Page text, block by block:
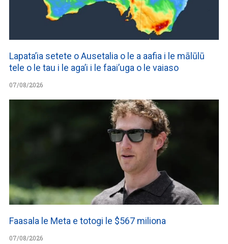
Lapata’ia setete o Ausetalia o le a aafia i le mālūlū
tele o le tau i le aga’i i le faai’uga o le vaiaso
07/08/2026
Faasala le Meta e totogi le $567 miliona
07/08/2026